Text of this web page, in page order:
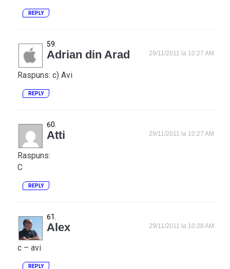
REPLY
Adrian din Arad 29/11/2011 la 10:27 AM
Raspuns: c) Avi
REPLY
Atti 29/11/2011 la 10:27 AM
Raspuns:
C
REPLY
Alex 29/11/2011 la 10:28 AM
c – avi
REPLY